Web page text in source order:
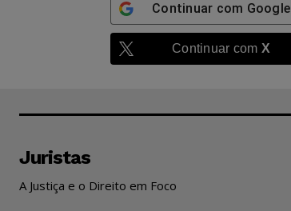
Continuar com Google
Continuar com X
Juristas
A Justiça e o Direito em Foco